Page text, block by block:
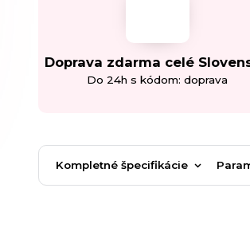
Doprava zdarma celé
Do 24h s kódom: doprava
Kompletné špecifikácie